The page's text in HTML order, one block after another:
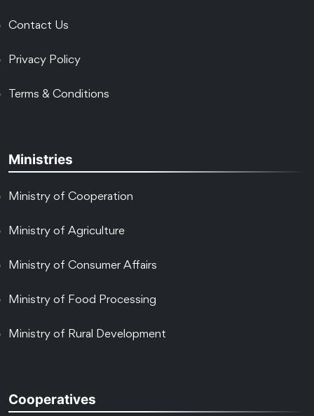
Contact Us
Privacy Policy
Terms & Conditions
Ministries
Ministry of Cooperation
Ministry of Agriculture
Ministry of Consumer Affairs
Ministry of Food Processing
Ministry of Rural Development
Cooperatives